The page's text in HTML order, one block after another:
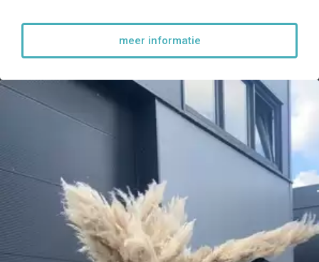
meer informatie